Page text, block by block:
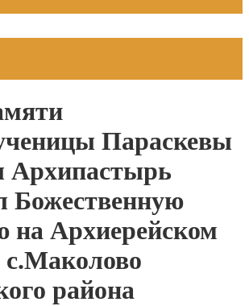
Параскевы
Божественную
на Архиерейском
с.Маколово
района